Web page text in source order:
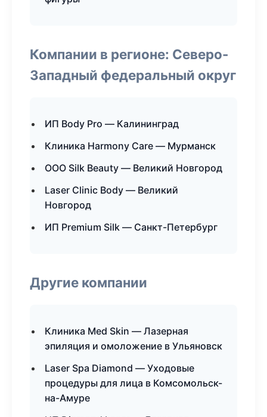
Компании в регионе: Северо-
Западный федеральный округ
ИП Body Pro — Калининград
Клиника Harmony Care — Мурманск
ООО Silk Beauty — Великий Новгород
Laser Clinic Body — Великий
Новгород
ИП Premium Silk — Санкт-Петербург
Другие компании
Клиника Med Skin — Лазерная
эпиляция и омоложение в Ульяновск
Laser Spa Diamond — Уходовые
процедуры для лица в Комсомольск-
на-Амуре